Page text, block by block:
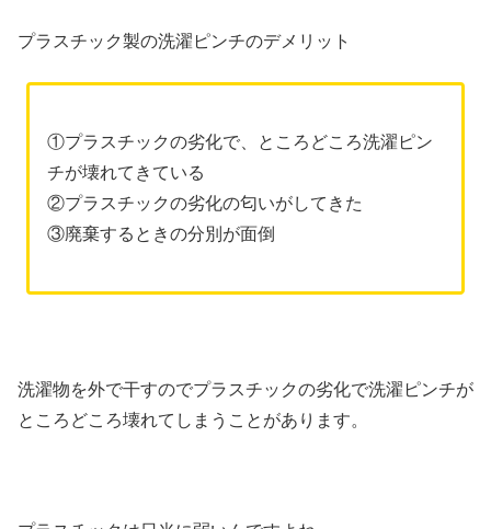
プラスチック製の洗濯ピンチのデメリット
①プラスチックの劣化で、ところどころ洗濯ピン
チが壊れてきている
②プラスチックの劣化の匂いがしてきた
③廃棄するときの分別が面倒
洗濯物を外で干すのでプラスチックの劣化で洗濯ピンチが
ところどころ壊れてしまうことがあります。